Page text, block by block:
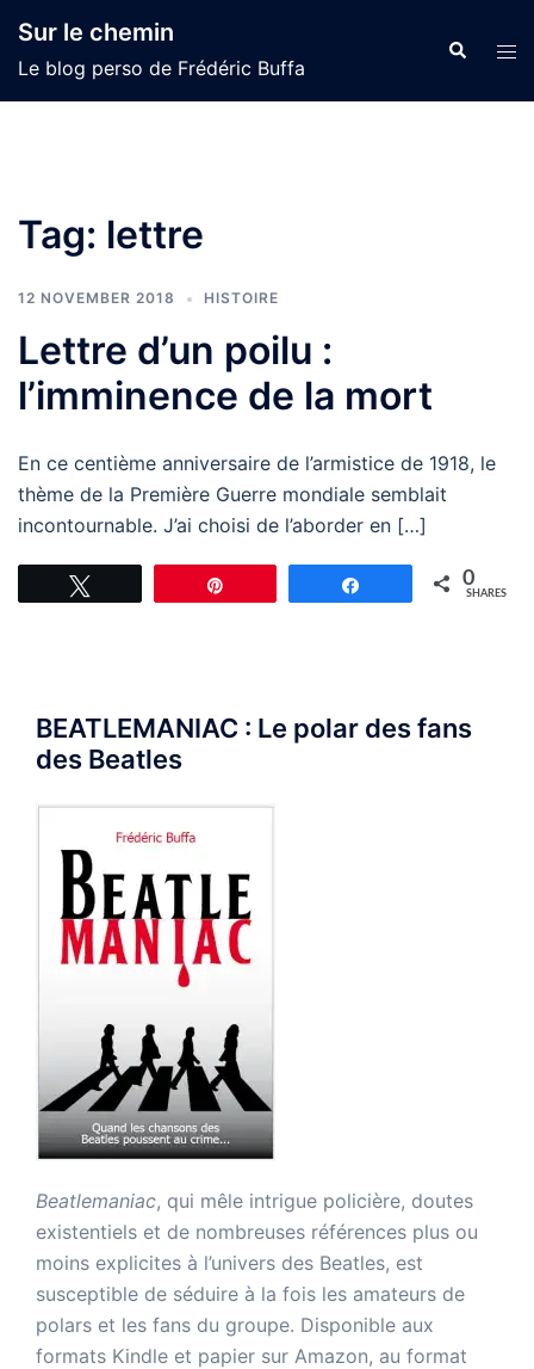
content
Sur le chemin
Le blog perso de Frédéric Buffa
Search
Tag: lettre
12 NOVEMBER 2018 HISTOIRE
Lettre d’un poilu :
l’imminence de la mort
En ce centième anniversaire de l’armistice de 1918, le
thème de la Première Guerre mondiale semblait
incontournable. J’ai choisi de l’aborder en […]
0
SHARES
BEATLEMANIAC : Le polar des fans
des Beatles
Beatlemaniac, qui mêle intrigue policière, doutes
existentiels et de nombreuses références plus ou
moins explicites à l’univers des Beatles, est
susceptible de séduire à la fois les amateurs de
polars et les fans du groupe. Disponible aux
formats Kindle et papier sur Amazon, au format